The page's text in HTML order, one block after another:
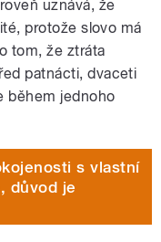
uznává, že
protože slovo má
tom, že ztráta
patnácti, dvaceti
během jednoho
s vlastní
důvod je